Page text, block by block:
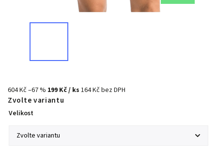
604 Kč–67 % 199 Kč/ ks 164 Kč bez DPH
Zvolte variantu
Velikost